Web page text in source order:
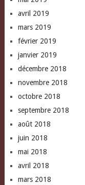
avril 2019
mars 2019
février 2019
janvier 2019
décembre 2018
novembre 2018
octobre 2018
septembre 2018
août 2018
juin 2018
mai 2018
avril 2018
mars 2018